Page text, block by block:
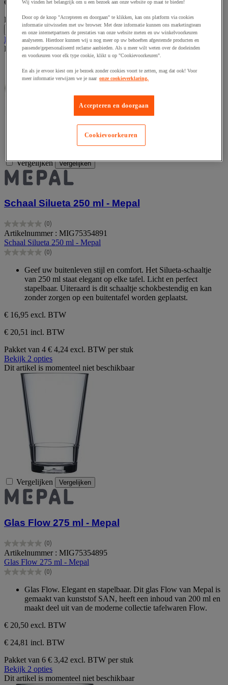
€ 64,74 incl. BTW
Pakket van 36 € 1,49 excl. BTW per stuk
+
In winkelwagen
Dit artikel is momenteel niet beschikbaar
Vergelijken Vergelijken
Schaal Silueta 250 ml - Mepal
(0)
0.0
van
de
5
Artikelnummer : MIG75354891
Schaal Silueta 250 ml - Mepal
(0)
0.0
sterren.
Geef uw buitenleven stijl en comfort. Het Silueta-schaaltje
van 250 ml staat elegant op elke tafel. Licht en perfect
stapelbaar. Uiteraard is dit schaaltje schokbestendig en kan
zonder zorgen op een buitentafel worden geplaatst.
€ 16,95 excl. BTW
€ 20,51 incl. BTW
Pakket van 4 € 4,24 excl. BTW per stuk
Bekijk 2 opties
Dit artikel is momenteel niet beschikbaar
Vergelijken Vergelijken
Glas Flow 275 ml - Mepal
(0)
0.0
van
de
5
Artikelnummer : MIG75354895
Glas Flow 275 ml - Mepal
(0)
0.0
sterren.
Glas Flow. Elegant en stapelbaar. Dit glas Flow van Mepal is
gemaakt van kunststof SAN, heeft een inhoud van 200 ml en
maakt deel uit van de moderne collectie tafelwaren Flow.
€ 20,50 excl. BTW
€ 24,81 incl. BTW
Pakket van 6 € 3,42 excl. BTW per stuk
Bekijk 2 opties
Dit artikel is momenteel niet beschikbaar
Wij vinden het belangrijk om u een bezoek aan onze website op maat te bieden!
Door op de knop "Accepteren en doorgaan" te klikken, kan ons platform via cookies
informatie uitwisselen met uw browser. Met deze informatie kunnen ons marketingteam
en onze internetpartners de prestaties van onze website meten en uw winkelvoorkeuren
analyseren. Hierdoor kunnen wij u nog meer op uw behoeften afgestemde producten en
passende/gepersonaliseerd reclame aanbieden. Als u meer wilt weten over de doeleinden
en voorkeuren voor elk type cookie, klikt u op "Cookievoorkeuren".
En als je ervoor kiest om je bezoek zonder cookies voort te zetten, mag dat ook! Voor
meer informatie verwijzen we je naar onze cookieverklaring.
Accepteren en doorgaan
Cookievoorkeuren